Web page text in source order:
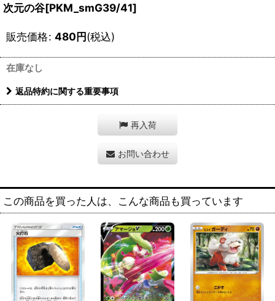
次元の谷[PKM_smG39/41]
販売価格: 480円(税込)
在庫なし
返品特約に関する重要事項
再入荷
お問い合わせ
この商品を買った人は、こんな商品も買っています